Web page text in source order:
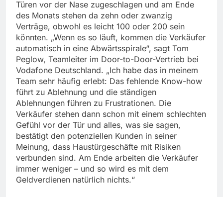
Türen vor der Nase zugeschlagen und am Ende
des Monats stehen da zehn oder zwanzig
Verträge, obwohl es leicht 100 oder 200 sein
könnten. „Wenn es so läuft, kommen die Verkäufer
automatisch in eine Abwärtsspirale“, sagt Tom
Peglow, Teamleiter im Door-to-Door-Vertrieb bei
Vodafone Deutschland. „Ich habe das in meinem
Team sehr häufig erlebt: Das fehlende Know-how
führt zu Ablehnung und die ständigen
Ablehnungen führen zu Frustrationen. Die
Verkäufer stehen dann schon mit einem schlechten
Gefühl vor der Tür und alles, was sie sagen,
bestätigt den potenziellen Kunden in seiner
Meinung, dass Haustürgeschäfte mit Risiken
verbunden sind. Am Ende arbeiten die Verkäufer
immer weniger – und so wird es mit dem
Geldverdienen natürlich nichts.“